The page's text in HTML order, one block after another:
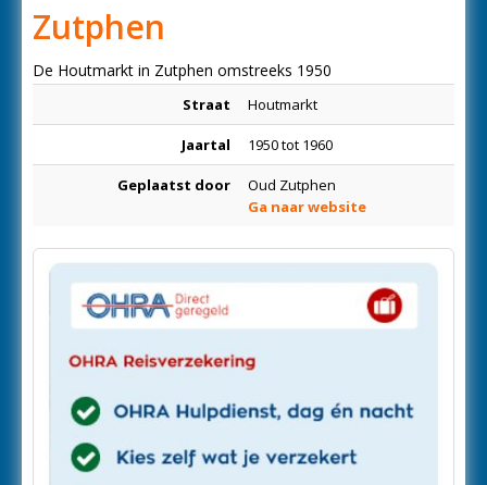
Zutphen
De Houtmarkt in Zutphen omstreeks 1950
Straat Houtmarkt
Jaartal 1950 tot 1960
Geplaatst door
Oud Zutphen
Ga naar website